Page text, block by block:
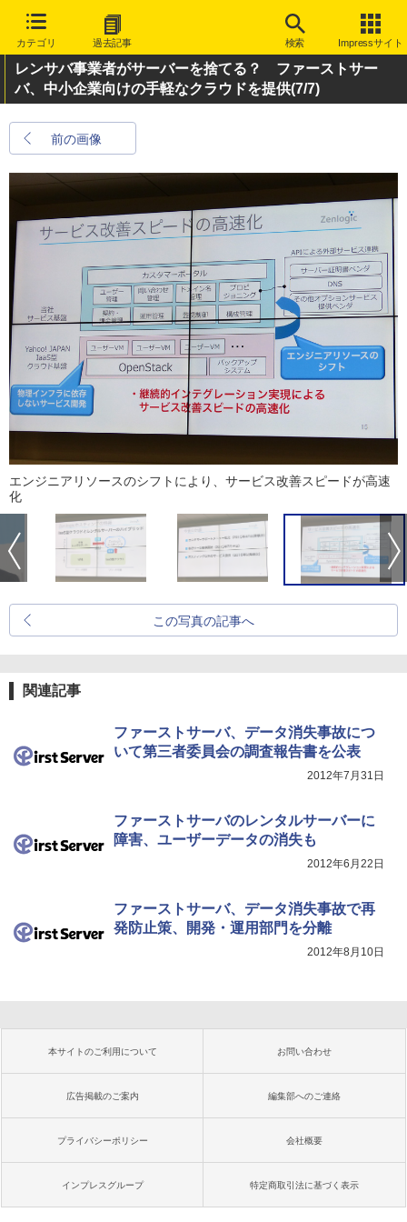
カテゴリ 過去記事 検索 Impressサイト
レンサバ事業者がサーバーを捨てる？ ファーストサー
バ、中小企業向けの手軽なクラウドを提供(7/7)
前の画像
エンジニアリソースのシフトにより、サービス改善スピードが高速
化
この写真の記事へ
関連記事
ファーストサーバ、データ消失事故につ
いて第三者委員会の調査報告書を公表
2012年7月31日
ファーストサーバのレンタルサーバーに
障害、ユーザーデータの消失も
2012年6月22日
ファーストサーバ、データ消失事故で再
発防止策、開発・運用部門を分離
2012年8月10日
本サイトのご利用について お問い合わせ
広告掲載のご案内 編集部へのご連絡
プライバシーポリシー 会社概要
インプレスグループ 特定商取引法に基づく表示